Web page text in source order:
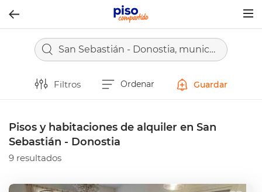
San Sebastián - Donostia, municipio de Guipúzcoa - Gipuzkoa
Filtros Ordenar Guardar
Pisos y habitaciones de alquiler en San
Sebastián - Donostia
9 resultados